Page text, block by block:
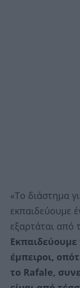
«Το διάστημα
εκπαιδεύουμε
εξαρτάται από
Εκπαιδεύουμε
έμπειροι,
το Rafale,